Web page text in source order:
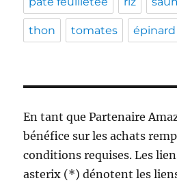
thon tomates épinard
En tant que Partenaire
bénéfice sur les achats
conditions requises. Les
asterix (*) dénotent les